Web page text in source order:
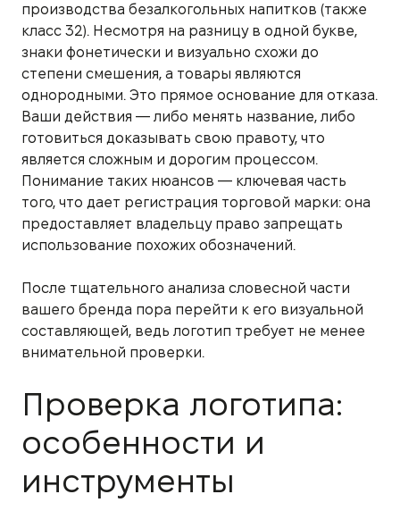
производства безалкогольных напитков (также
класс 32). Несмотря на разницу в одной букве,
знаки фонетически и визуально схожи до
степени смешения, а товары являются
однородными. Это прямое основание для отказа.
Ваши действия — либо менять название, либо
готовиться доказывать свою правоту, что
является сложным и дорогим процессом.
Понимание таких нюансов — ключевая часть
того, что дает регистрация торговой марки: она
предоставляет владельцу право запрещать
использование похожих обозначений.
После тщательного анализа словесной части
вашего бренда пора перейти к его визуальной
составляющей, ведь логотип требует не менее
внимательной проверки.
Проверка логотипа:
особенности и
инструменты